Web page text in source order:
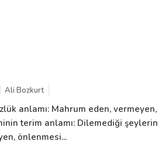
Ali Bozkurt
anlamı: Mahrum eden, vermeyen,
terim anlamı: Dilemediği şeylerin
önlenmesi...